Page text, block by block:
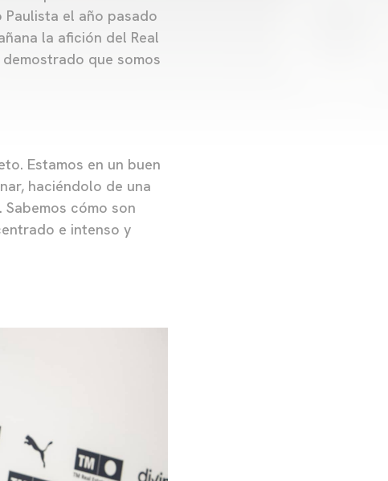
el año pasado
la afición del Real
que somos
Estamos en un buen
haciéndolo de una
cómo son
e intenso y